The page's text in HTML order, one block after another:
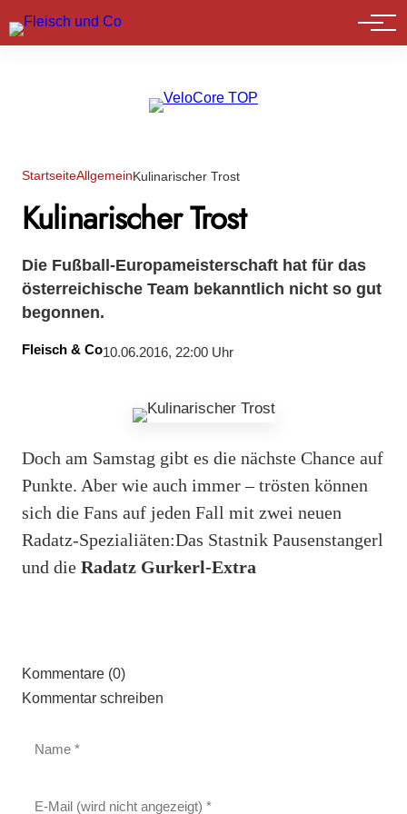
Marktführer
StartseiteAllgemeinKulinarischer Trost
Kulinarischer Trost
Die Fußball-Europameisterschaft hat für das
österreichische Team bekanntlich nicht so gut
begonnen.
Fleisch & Co10.06.2016, 22:00 Uhr
Doch am Samstag gibt es die nächste Chance auf
Punkte. Aber wie auch immer – trösten können
sich die Fans auf jeden Fall mit zwei neuen
Radatz-Spezialiäten:Das Stastnik Pausenstangerl
und die Radatz Gurkerl-Extra
Kommentare (0)
Kommentar schreiben